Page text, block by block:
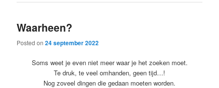
Waarheen?
Posted on24 september 2022
Soms weet je even niet meer waar je het zoeken moet.
Te druk, te veel omhanden, geen tijd…!
Nog zoveel dingen die gedaan moeten worden.